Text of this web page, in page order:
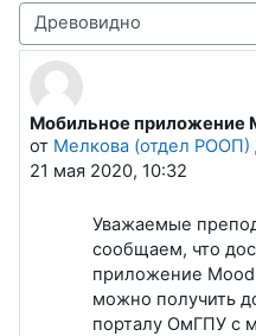
Режим отображения
Мобильное приложение
от Мелкова (отдел РООП)
21 мая 2020, 10:32
Количество ответов: 0
Уважаемые
сообщаем, что
приложение
можно получить
порталу ОмГПУ с